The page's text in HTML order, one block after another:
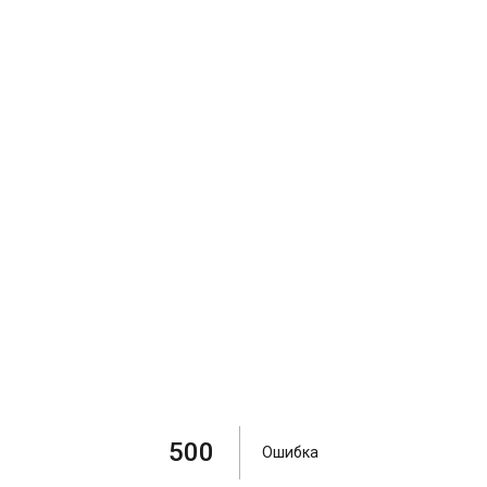
500 Ошибка